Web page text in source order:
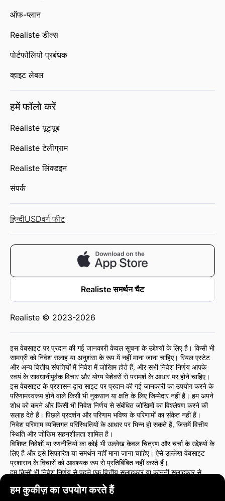
हम कुकीज़ का उपयोग करते हैं
ऑफ-प्लान
Realiste डील्स
पोर्टफोलियो प्रबंधक
व्हाइट लेबल
हमें फॉलो करें
Realiste यूट्यूब
Realiste टेलीग्राम
Realiste लिंक्डइन
संपर्क
हिन्दीUSDवर्ग फीट
Realiste समर्थन चैट
Realiste © 2023-2026
इस वेबसाइट पर प्रदान की गई जानकारी केवल सूचना के उद्देश्यों के लिए है। किसी भी
सामग्री को निवेश सलाह या अनुशंसा के रूप में नहीं माना जाना चाहिए। रियल एस्टेट
और अन्य वित्तीय संपत्तियों में निवेश में जोखिम होते हैं, और सभी निवेश निर्णय आपके
स्वयं के सावधानीपूर्वक विचार और योग्य पेशेवरों से परामर्श के आधार पर होने चाहिए।
इस वेबसाइट के प्रशासन द्वारा साइट पर प्रदान की गई जानकारी का उपयोग करने के
परिणामस्वरूप होने वाले किसी भी नुकसान या क्षति के लिए जिम्मेदार नहीं है। हम अपने
शोध को करने और किसी भी निवेश निर्णय से संबंधित जोखिमों का विश्लेषण करने की
सलाह देते हैं। पिछले प्रदर्शन और परिणाम भविष्य के परिणामों का संकेत नहीं हैं।
निवेश परिणाम व्यक्तिगत परिस्थितियों के आधार पर भिन्न हो सकते हैं, जिसमें वित्तीय
स्थिति और जोखिम सहनशीलता शामिल है।
विशिष्ट निवेशों या रणनीतियों का कोई भी उल्लेख केवल चित्रण और चर्चा के उद्देश्यों के
लिए है और इसे सिफारिश या समर्थन नहीं माना जाना चाहिए। ऐसे उल्लेख वेबसाइट
प्रशासन के विचारों को आवश्यक रूप से प्रतिबिंबित नहीं करते हैं।
हम किसी भी निवेश निर्णय से पहले एक वित्तीय सलाहकार या कानूनी सलाहकार से
जोखिमों के लिए पूरी तरह से जिम्मेदार हैं।